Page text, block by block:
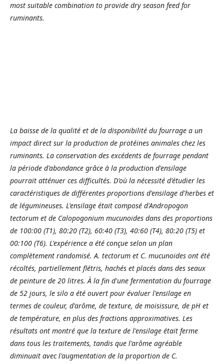
most suitable combination to provide dry season feed for
ruminants.
La baisse de la qualité et de la disponibilité du fourrage a un
impact direct sur la production de protéines animales chez les
ruminants. La conservation des excédents de fourrage pendant
la période d'abondance grâce à la production d'ensilage
pourrait atténuer ces difficultés. D'où la nécessité d'étudier les
caractéristiques de différentes proportions d'ensilage d'herbes et
de légumineuses. L'ensilage était composé d'Andropogon
tectorum et de Calopogonium mucunoides dans des proportions
de 100:00 (T1), 80:20 (T2), 60:40 (T3), 40:60 (T4), 80:20 (T5) et
00:100 (T6). L'expérience a été conçue selon un plan
complètement randomisé. A. tectorum et C. mucunoides ont été
récoltés, partiellement flétris, hachés et placés dans des seaux
de peinture de 20 litres. À la fin d'une fermentation du fourrage
de 52 jours, le silo a été ouvert pour évaluer l'ensilage en
termes de couleur, d'arôme, de texture, de moisissure, de pH et
de température, en plus des fractions approximatives. Les
résultats ont montré que la texture de l'ensilage était ferme
dans tous les traitements, tandis que l'arôme agréable
diminuait avec l'augmentation de la proportion de C.